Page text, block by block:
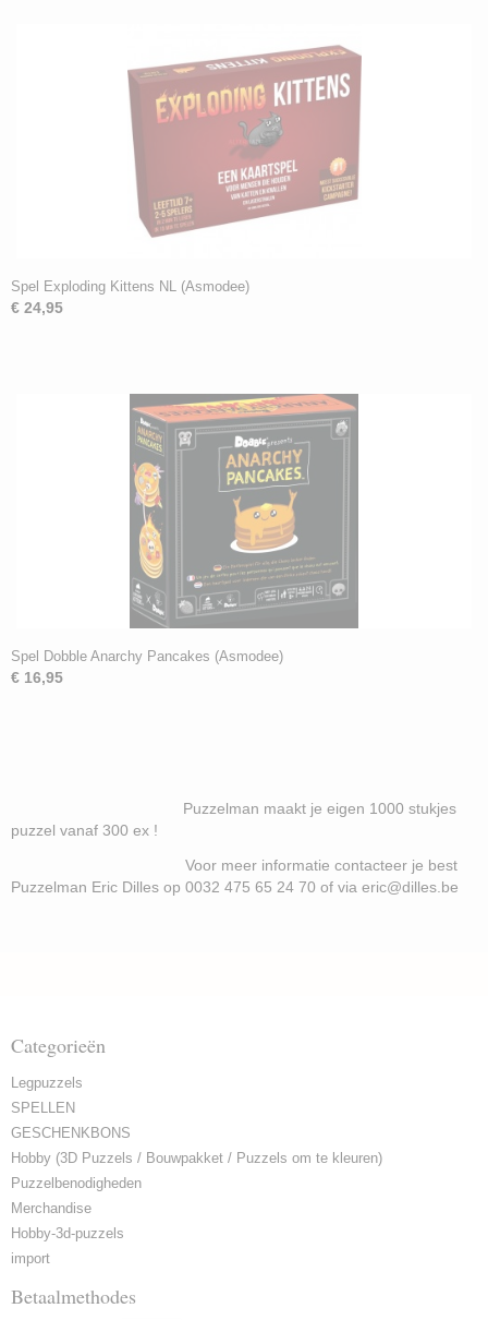
Spel Exploding Kittens NL (Asmodee)
€ 24,95
Spel Dobble Anarchy Pancakes (Asmodee)
€ 16,95
Puzzelman maakt je eigen 1000 stukjes
puzzel vanaf 300 ex !
Voor meer informatie contacteer je best
Puzzelman Eric Dilles op 0032 475 65 24 70 of via eric@dilles.be
Categorieën
Legpuzzels
SPELLEN
GESCHENKBONS
Hobby (3D Puzzels / Bouwpakket / Puzzels om te kleuren)
Puzzelbenodigheden
Merchandise
Hobby-3d-puzzels
import
Betaalmethodes